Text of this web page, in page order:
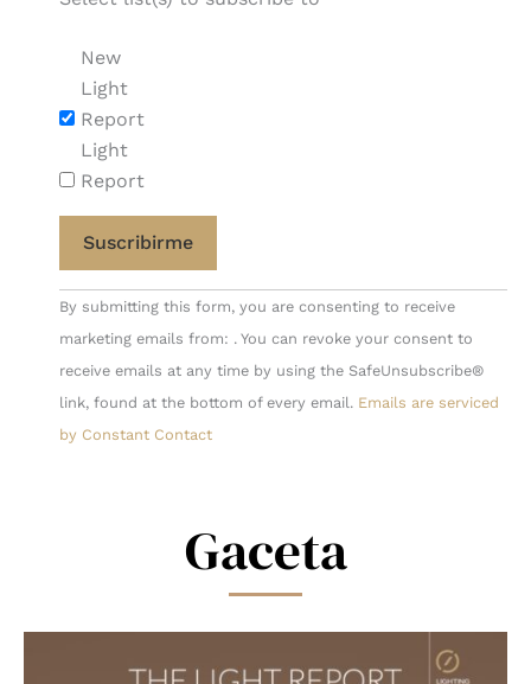
New
Light
Report
Light
Report
Constant
Contact
Use.
Please
leave
By submitting this form, you are consenting to receive
marketing emails from: . You can revoke your consent to
receive emails at any time by using the SafeUnsubscribe®
link, found at the bottom of every email. Emails are serviced
by Constant Contact
Gaceta